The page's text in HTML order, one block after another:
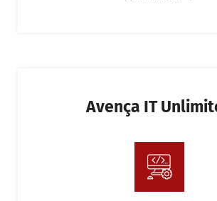
Avença IT